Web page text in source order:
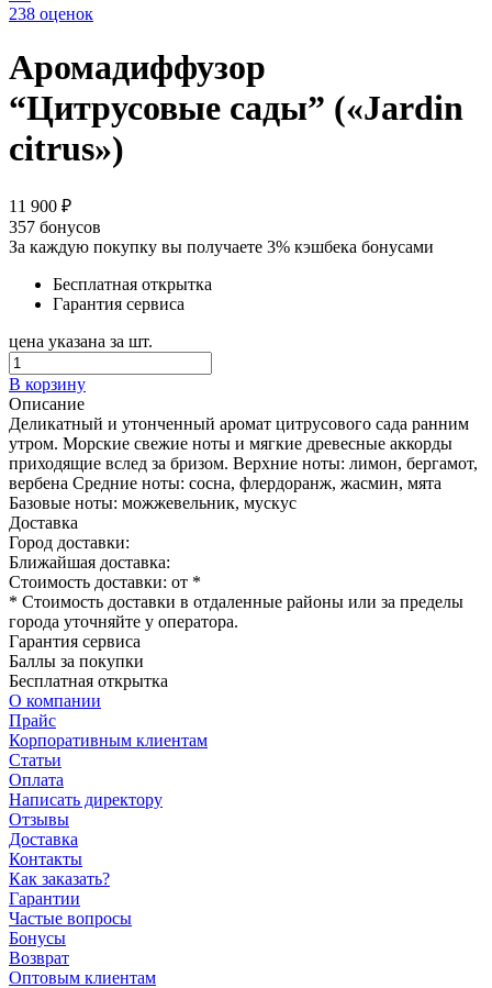
238 оценок
Аромадиффузор
“Цитрусовые сады” («Jardin
citrus»)
11 900 ₽
357 бонусов
За каждую покупку вы получаете 3% кэшбека бонусами
Бесплатная открытка
Гарантия сервиса
цена указана за шт.
В корзину
Описание
Деликатный и утонченный аромат цитрусового сада ранним
утром. Морские свежие ноты и мягкие древесные аккорды
приходящие вслед за бризом. Верхние ноты: лимон, бергамот,
вербена Средние ноты: сосна, флердоранж, жасмин, мята
Базовые ноты: можжевельник, мускус
Доставка
Город доставки:
Ближайшая доставка:
Стоимость доставки: от *
* Стоимость доставки в отдаленные районы или за пределы
города уточняйте у оператора.
Гарантия сервиса
Баллы за покупки
Бесплатная открытка
О компании
Прайс
Корпоративным клиентам
Статьи
Оплата
Написать директору
Отзывы
Доставка
Контакты
Как заказать?
Гарантии
Частые вопросы
Бонусы
Возврат
Оптовым клиентам